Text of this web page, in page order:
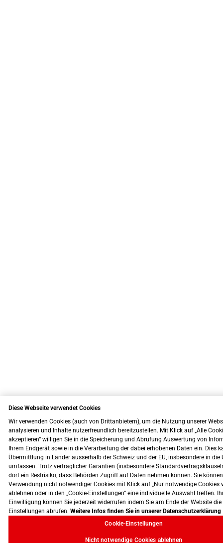
Diese Webseite verwendet Cookies
Wir verwenden Cookies (auch von Drittanbietern), um die Nutzung unserer
analysieren und Inhalte nutzerfreundlich bereitzustellen. Mit Klick auf „Alle
akzeptieren“ willigen Sie in die Speicherung und Abrufung Auswertung von
Ihrem Endgerät sowie in die Verarbeitung der dabei erhobenen Daten ein. Dies
Übermittlung in Länder ausserhalb der Schweiz und der EU, insbesondere in die
umfassen. Trotz vertraglicher Garantien (insbesondere
dort ein Restrisiko, dass Behörden Zugriff auf Daten nehmen können. Sie
Verwendung nicht notwendiger Cookies mit Klick auf „Nur notwendige Cookies
ablehnen oder in den „Cookie-Einstellungen“ eine individuelle Auswahl treffen.
Einwilligung können Sie jederzeit widerrufen indem Sie am Ende der Website die
Einstellungen abrufen. Weitere Infos finden Sie in unserer Datenschutzerklärung
Cookie-Einstellungen
Nicht notwendige Cookies ablehnen